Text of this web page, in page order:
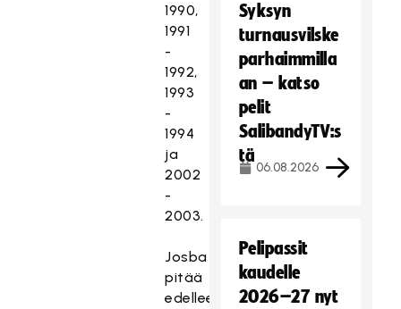
1990,
1991
-
1992,
1993
-
1994
ja
2002
-
2003.
Josba
pitää
edelleen
Syksyn
turnausvilske
parhaimmilla
an – katso
pelit
SalibandyTV:s
tä
06.08.2026
Pelipassit
kaudelle
2026–27 nyt